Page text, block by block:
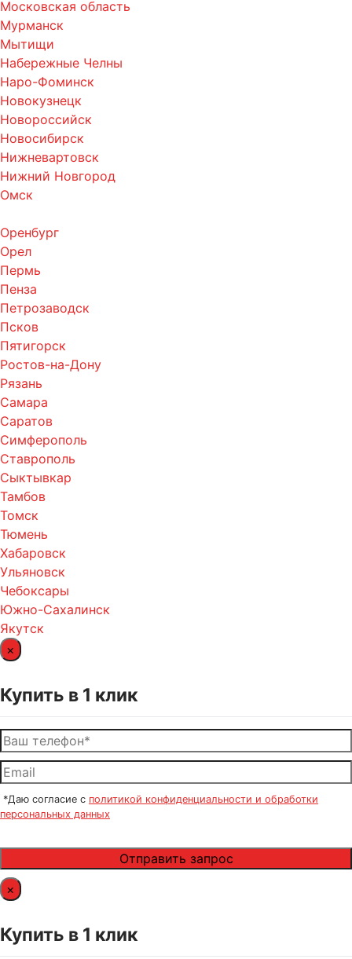
Московская область
Мурманск
Мытищи
Набережные Челны
Наро-Фоминск
Новокузнецк
Новороссийск
Новосибирск
Нижневартовск
Нижний Новгород
Омск
Оренбург
Орел
Пермь
Пенза
Петрозаводск
Псков
Пятигорск
Ростов-на-Дону
Рязань
Самара
Саратов
Симферополь
Ставрополь
Сыктывкар
Тамбов
Томск
Тюмень
Хабаровск
Ульяновск
Чебоксары
Южно-Сахалинск
Якутск
×
Купить в 1 клик
*Даю согласие с политикой конфиденциальности и обработки
персональных данных
×
Купить в 1 клик